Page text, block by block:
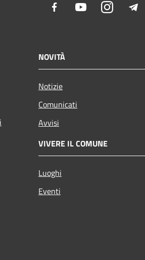
Facebook YoutubeInstagram
NOVITÀ
Notizie
Comunicati
Avvisi
VIVERE IL COMUNE
Luoghi
Eventi